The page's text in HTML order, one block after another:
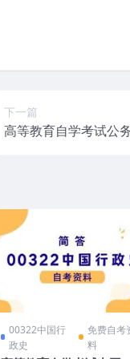
下一篇
高等教育自学考试公
00322中国行
政史
免费自考
料